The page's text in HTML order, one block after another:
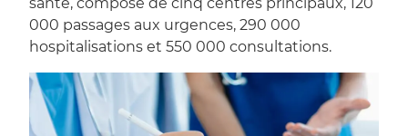
000 passages aux urgences, 290 000
hospitalisations et 550 000 consultations.